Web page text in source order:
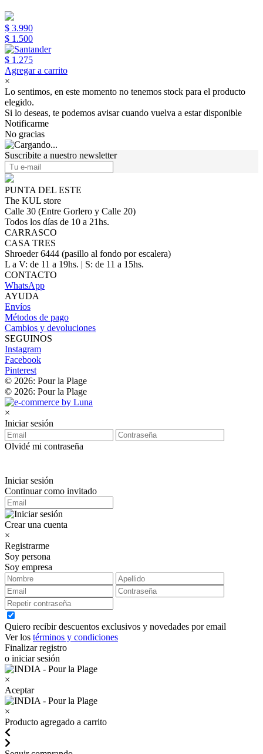
$ 3.990
$ 1.500
$ 1.275
Agregar a carrito
×
Lo sentimos, en este momento no tenemos stock para el producto
elegido.
Si lo deseas, te podemos avisar cuando vuelva a estar disponible
Notificarme
No gracias
Suscribite a nuestro newsletter
PUNTA DEL ESTE
The KUL store
Calle 30 (Entre Gorlero y Calle 20)
Todos los días de 10 a 21hs.
CARRASCO
CASA TRES
Shroeder 6444 (pasillo al fondo por escalera)
L a V: de 11 a 19hs. | S: de 11 a 15hs.
CONTACTO
WhatsApp
AYUDA
Envíos
Métodos de pago
Cambios y devoluciones
SEGUINOS
Instagram
Facebook
Pinterest
© 2026: Pour la Plage
© 2026: Pour la Plage
×
Iniciar sesión
Olvidé mi contraseña
Iniciar sesión
Continuar como invitado
Crear una cuenta
×
Registrarme
Soy persona
Soy empresa
Quiero recibir descuentos exclusivos y novedades por email
Ver los términos y condiciones
Finalizar registro
o iniciar sesión
×
Aceptar
×
Producto agregado a carrito